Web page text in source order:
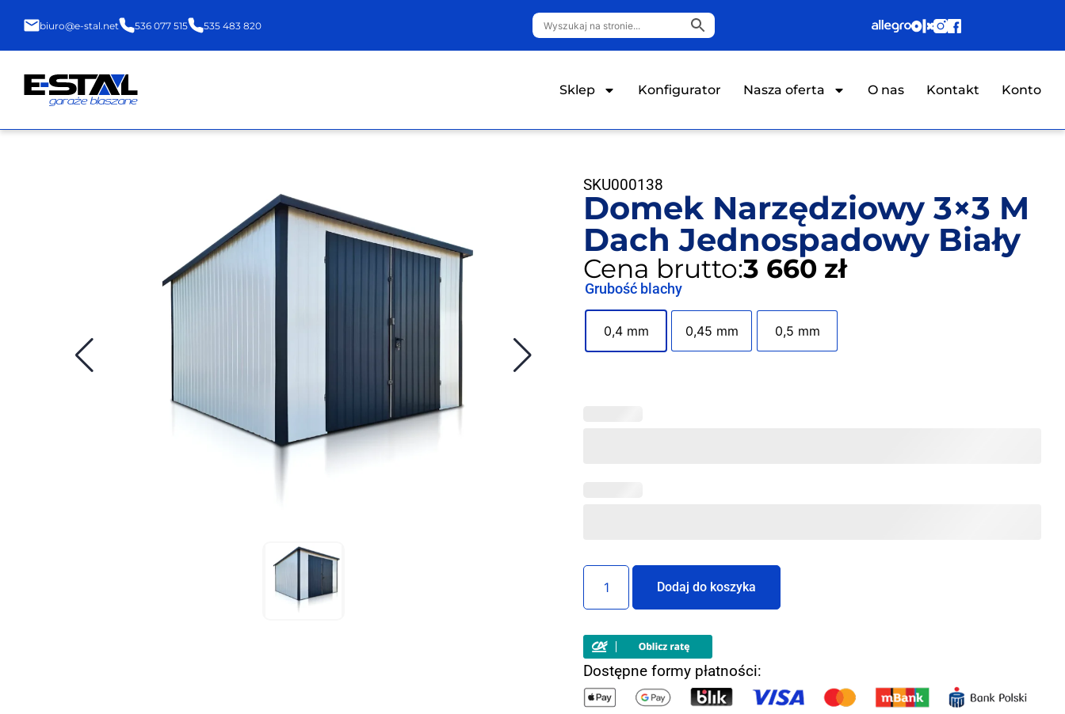
biuro@e-stal.net 536 077 515 535 483 820
Sklep Konfigurator Nasza oferta O nas Kontakt Konto
SKU000138
Domek Narzędziowy 3×3 M
Dach Jednospadowy Biały
Cena brutto:3,660 zł
Grubość blachy
0,4 mm 0,45 mm 0,5 mm
Dodaj do koszyka
Dostępne formy płatności: